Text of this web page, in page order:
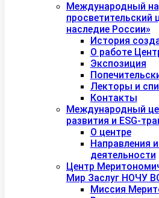
Международный
просветительский
наследие России»
История
О работе
Экспозиция
Лекторы и
Контакты
Международный
развития и ESG-
О центре
Направления
деятельности
Центр
Мир Заслуг НОЧУ
Миссия